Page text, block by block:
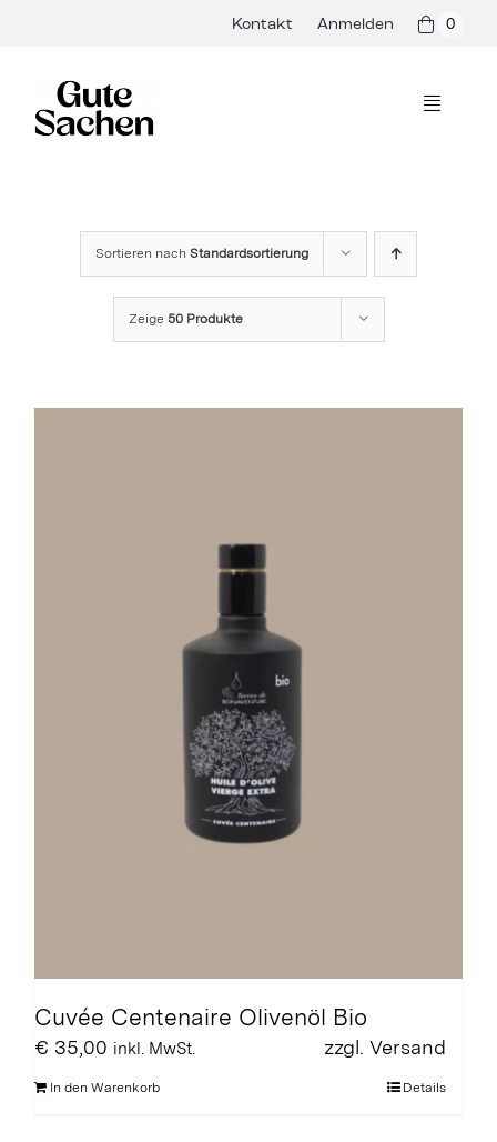
Kontakt Anmelden 0
Toggle
Hersteller
Sortieren nach Standardsortierung
Zeige 50 Produkte
Cuvée Centenaire Olivenöl Bio
€ 35,00 inkl. MwSt. zzgl. Versand
In den Warenkorb Details